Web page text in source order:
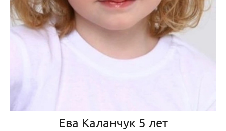
Ева Каланчук 5 лет